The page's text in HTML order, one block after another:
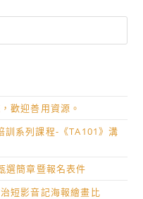
歡迎善用資源。
訓系列課程-《TA101》溝
選簡章暨報名表件
短影音記海報繪畫比